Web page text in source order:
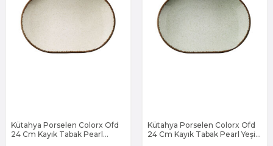
Kütahya Porselen Colorx Ofd
24 Cm Kayık Tabak Pearl
Kütahya Porselen Colorx Ofd
24 Cm Kayık Tabak Pearl Yeşil